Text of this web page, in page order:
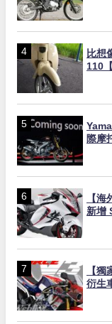
比想
110
際摩
【
新增
【
衍生